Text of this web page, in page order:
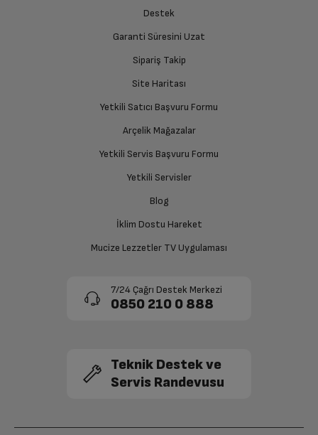
Destek
Garanti Süresini Uzat
Sipariş Takip
Site Haritası
Yetkili Satıcı Başvuru Formu
Arçelik Mağazalar
Yetkili Servis Başvuru Formu
Yetkili Servisler
Blog
İklim Dostu Hareket
Mucize Lezzetler TV Uygulaması
7/24 Çağrı Destek Merkezi
0850 210 0 888
Teknik Destek ve
Servis Randevusu